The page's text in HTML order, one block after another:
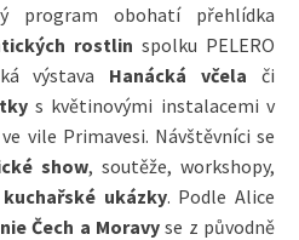
program obohatí přehlídka
rostlin spolku PELERO
výstava Hanácká včela či
s květinovými instalacemi v
vile Primavesi. Návštěvníci se
show, soutěže, workshopy,
kuchařské ukázky. Podle Alice
Čech a Moravyse z původně